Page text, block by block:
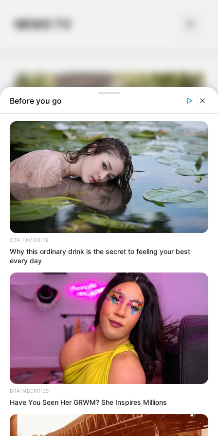
contentNEWS TV
« La séparation a
été infecte » Laury
ne mâche pas ses
mots avec Antonin
dans Mariés au
premier regard
(spoiler)
Before you go
CTA FAVORITE
Why this ordinary drink is the secret to feeling your best
every day
BRAINBERRIES
Have You Seen Her GRWM? She Inspires Millions